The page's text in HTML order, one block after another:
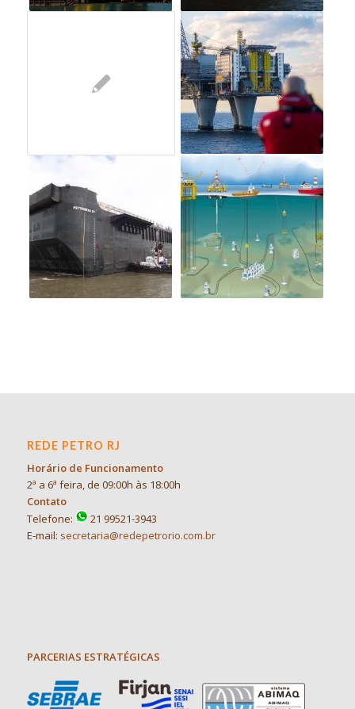
REDE PETRO RJ
Horário de Funcionamento
2ª a 6ª feira, de 09:00h às 18:00h
Contato
Telefone:
21 99521-3943
E-mail: secretaria@redepetrorio.com.br
PARCERIAS ESTRATÉGICAS